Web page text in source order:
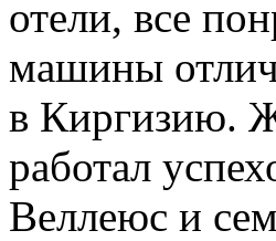
отели, все
машины
в Киргизию.
работал
Веллеюс и